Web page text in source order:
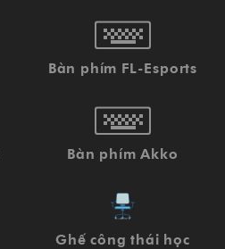
Bàn phím FL-Esports
Bàn phím Akko
Ghế công thái học